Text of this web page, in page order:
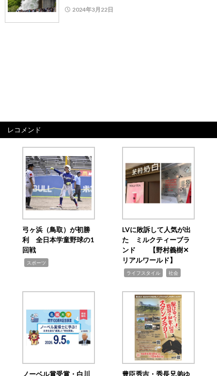
2024年3月22日
レコメンド
弓ヶ浜（鳥取）が初勝
利 全日本学童野球の1
回戦
スポーツ
LVに敗訴して人気が出
た ミルクティーブラ
ンド 【野村義樹✕
リアルワールド】
ライフスタイル 社会
ノーベル賞受賞・白川
豊臣秀吉・秀長兄弟ゆ